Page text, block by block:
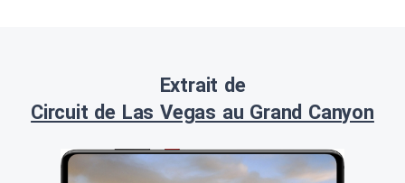
Extrait de
Circuit de Las Vegas au Grand Canyon